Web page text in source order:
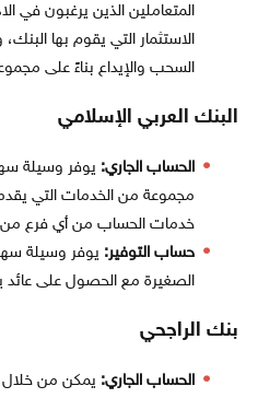
المتعاملين الذين يرغبون في
الاستثمار التي يقوم بها
السحب والإيداع بناءً على
البنك العربي الإسلامي
الحساب الجاري: يوفر وسيلة
مجموعة من الخدمات التي
خدمات الحساب من أي فرع من
حساب التوفير: يوفر وسيلة
الصغيرة مع الحصول على عائد
بنك الراجحي
الحساب الجاري: يمكن من خلال